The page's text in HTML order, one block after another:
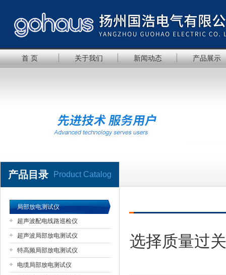
扬州国浩电气有限公司
首 页 关于我们 新闻动态 产品展示
产品目录 Product Catalog
局部放电测试仪
超声波配电线路巡检仪
超声波局部放电测试仪
特高频局部放电测试仪
电缆局部放电测试仪
选择质量过